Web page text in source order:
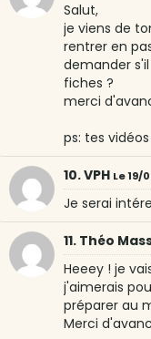
Salut,
je viens de
rentrer en
demander
fiches ?
merci
ps: tes
10. VPH Le 19/
Je serai
11. Théo
Heeey ! je
j'aimerais
préparer au
Merci